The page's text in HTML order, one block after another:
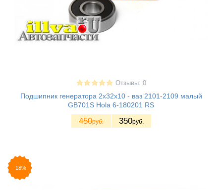
Отзывы: 0
Подшипник генератора 2х32х10 - ваз 2101-2109 малый
GB701S Hola 6-180201 RS
450руб. 350руб.
-18%